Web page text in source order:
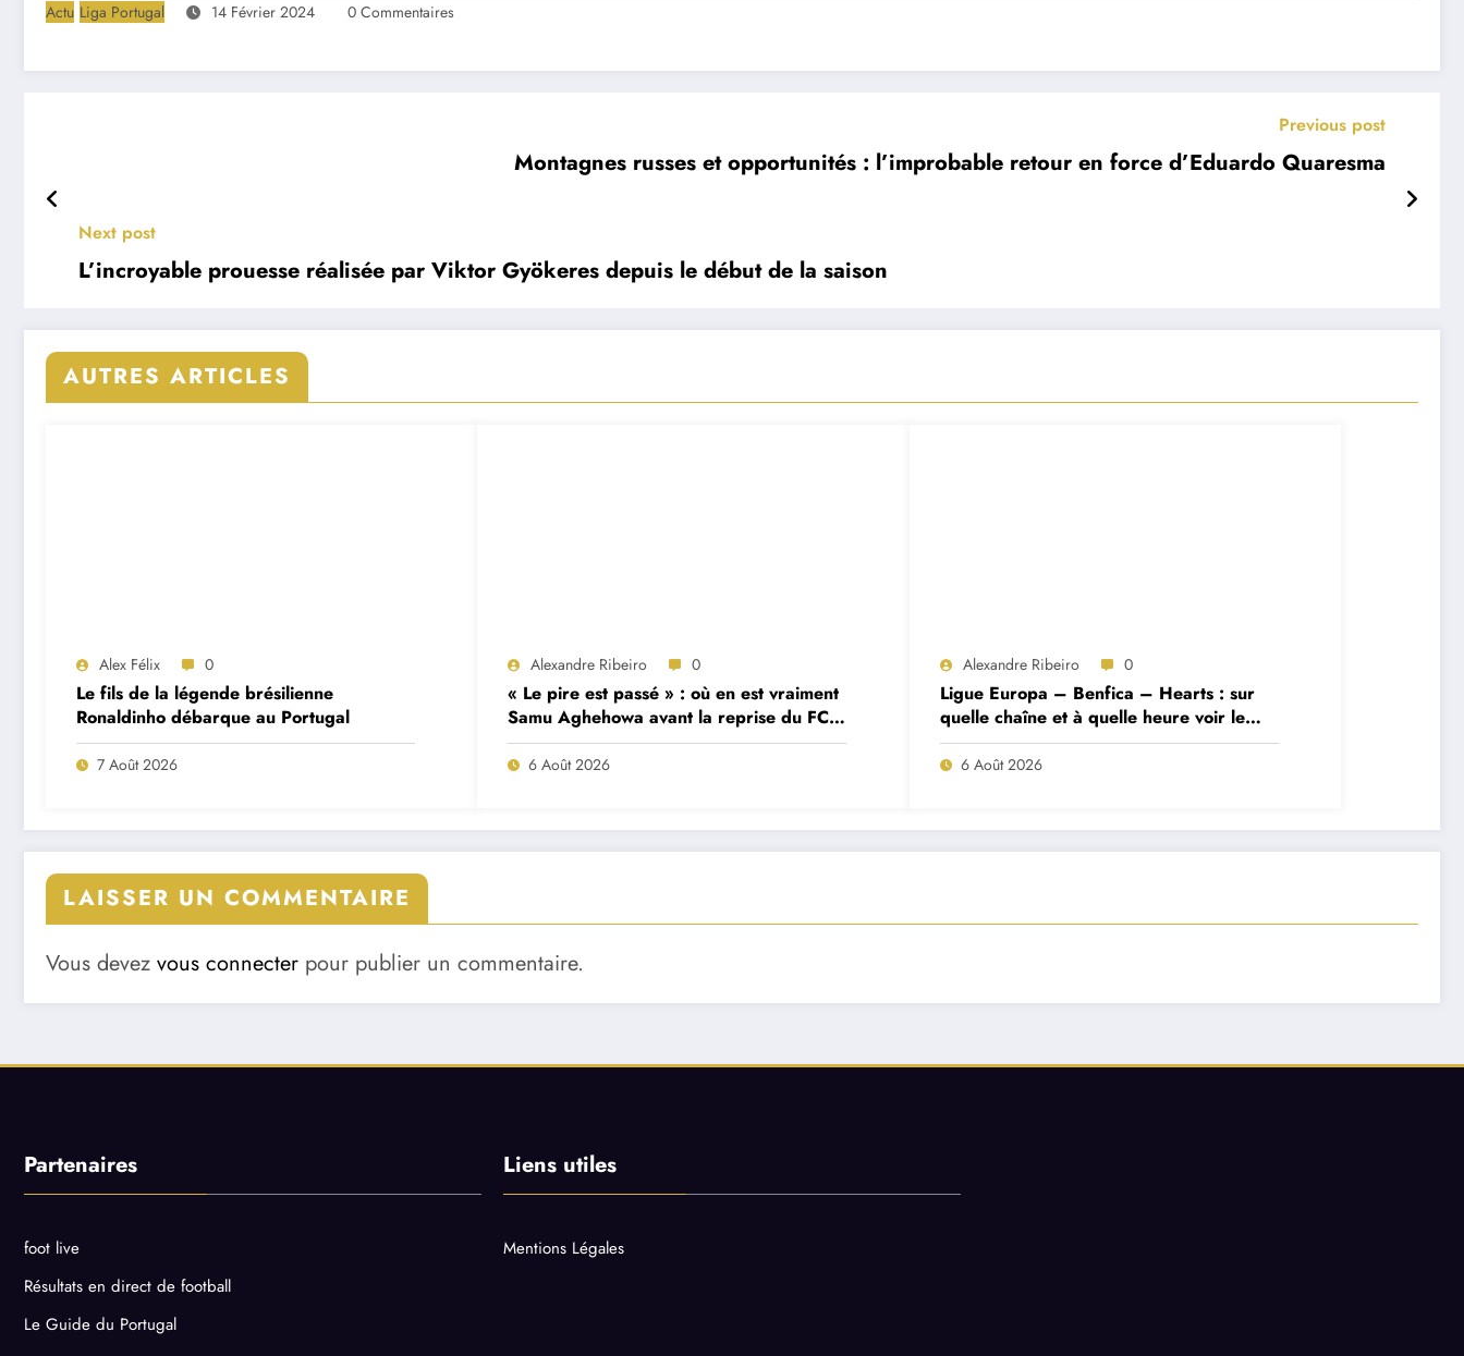
Actu Liga Portugal 14 Février 2024 0 Commentaires
Previous post
Montagnes russes et opportunités : l’improbable retour en force d’Eduardo Quaresma
Next post
L’incroyable prouesse réalisée par Viktor Gyökeres depuis le début de la saison
AUTRES ARTICLES
Alex Félix 0
Le fils de la légende brésilienne
Ronaldinho débarque au Portugal
7 Août 2026
Alexandre Ribeiro 0
« Le pire est passé » : où en est vraiment
Samu Aghehowa avant la reprise du FC
Porto ?
6 Août 2026
Alexandre Ribeiro 0
Ligue Europa – Benfica – Hearts : sur
quelle chaîne et à quelle heure voir le
match ?
6 Août 2026
LAISSER UN COMMENTAIRE
Vous devez vous connecter pour publier un commentaire.
Partenaires
foot live
Résultats en direct de football
Le Guide du Portugal
Liens utiles
Mentions Légales